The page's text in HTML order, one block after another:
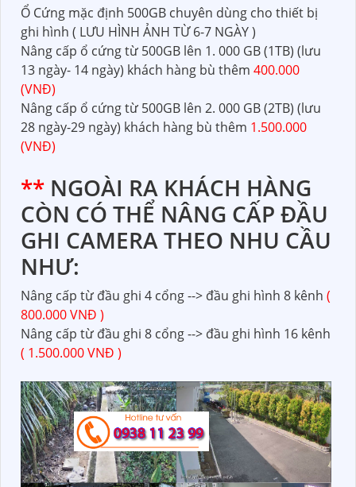
Ổ Cứng mặc định 500GB chuyên dùng cho thiết bị
ghi hình ( LƯU HÌNH ẢNH TỪ 6-7 NGÀY )
Nâng cấp ổ cứng từ 500GB lên 1. 000 GB (1TB) (lưu
13 ngày- 14 ngày) khách hàng bù thêm 400.000
(VNĐ)
Nâng cấp ổ cứng từ 500GB lên 2. 000 GB (2TB) (lưu
28 ngày-29 ngày) khách hàng bù thêm 1.500.000
(VNĐ)
** NGOÀI RA KHÁCH HÀNG
CÒN CÓ THỂ NÂNG CẤP ĐẦU
GHI CAMERA THEO NHU CẦU
NHƯ:
Nâng cấp từ đầu ghi 4 cổng --> đầu ghi hình 8 kênh (
800.000 VNĐ )
Nâng cấp từ đầu ghi 8 cổng --> đầu ghi hình 16 kênh
( 1.500.000 VNĐ )